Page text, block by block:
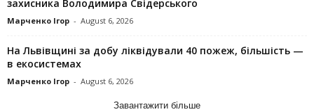
захисника Володимира Свідерського
Марченко Ігор - August 6, 2026
На Львівщині за добу ліквідували 40 пожеж, більшість —
в екосистемах
Марченко Ігор - August 6, 2026
Завантажити більше